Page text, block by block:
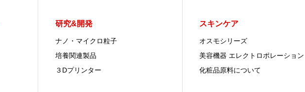
研究&開発
ナノ・マイクロ粒子
培養関連製品
３Dプリンター
スキンケア
オスモシリーズ
美容機器 エレクトロポレーション
化粧品原料について